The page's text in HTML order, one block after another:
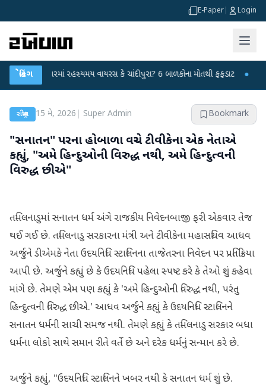
E-Paper Login
બ્રેકિંગ
હિંમતનગરમાં રહસ્યમય વાયરસ કે ચાંદીપુરા? 6 બાળકોના મોતથી ફફડાટ ● હવામાન
રાષ્ટ્રીય 15 મે, 2026 Super Admin Bookmark
"સનાતન" પરના હોબાળા વચ્ચે ટીવીકેના એક નેતાએ
કહ્યું, "અમે હિન્દુઓની વિરુદ્ધ નથી, અમે હિન્દુત્વની
વિરુદ્ધ છીએ"
તમિલનાડુમાં સનાતન ધર્મ અંગે રાજકીય નિવેદનબાજી ફરી એકવાર તેજ
થઈ ગઈ છે. તમિલનાડુ સરકારના મંત્રી અને ટીવીકેના મહાસચિવ આધવ
અર્જુને ડીએમકે નેતા ઉદયનિધિ સ્ટાલિનના તાજેતરના નિવેદન પર પ્રતિક્રિયા
આપી છે. અર્જુને કહ્યું છે કે ઉદયનિધિ પહેલા સ્પષ્ટ કરે કે તેઓ શું કહેવા
માંગે છે. તેમણે એમ પણ કહ્યું કે 'અમે હિન્દુઓની વિરુદ્ધ નથી, પરંતુ
હિન્દુત્વની વિરુદ્ધ છીએ.' આધવ અર્જુને કહ્યું કે ઉદયનિધિ સ્ટાલિનને
સનાતન ધર્મની સાચી સમજ નથી. તેમણે કહ્યું કે તમિલનાડુ સરકાર બધા
ધર્મના લોકો સાથે સમાન રીતે વર્તે છે અને દરેક ધર્મનું સન્માન કરે છે.
અર્જુને કહ્યું, "ઉદયનિધિ સ્ટાલિનને ખબર નથી કે સનાતન ધર્મ શું છે.